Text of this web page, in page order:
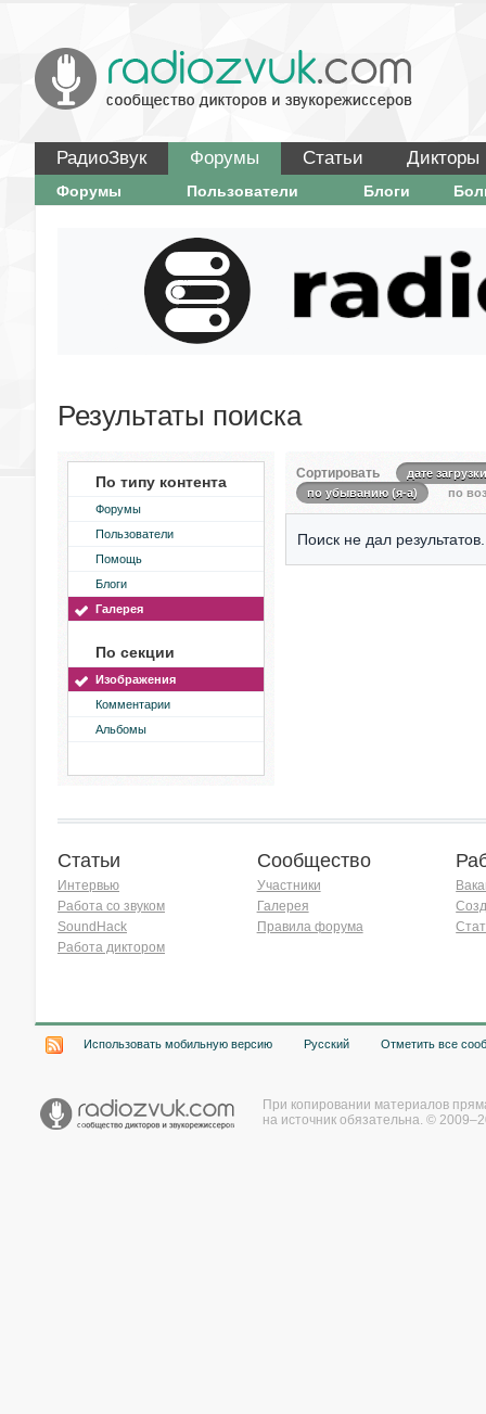
РадиоЗвук Форумы Статьи Дикторы
Форумы Пользователи Блоги
Результаты поиска
По типу контента
Форумы
Пользователи
Помощь
Блоги
Галерея
По секции
Изображения
Комментарии
Альбомы
Сортировать
дате загрузки
по убыванию (я-а)
по
Поиск не дал результатов.
Статьи
Интервью
Работа со звуком
SoundHack
Работа диктором
Сообщество
Участники
Галерея
Правила форума
Использовать мобильную версию Русский Отметить все
При копировании материалов
на источник обязательна. ©